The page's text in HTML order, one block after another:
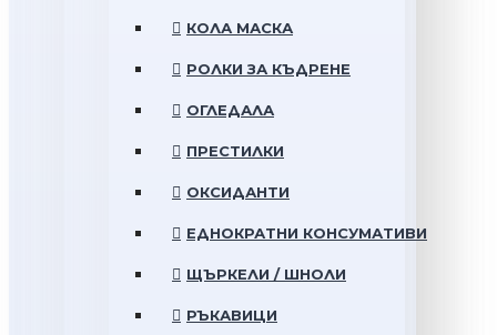
КОЛА МАСКА
РОЛКИ ЗА КЪДРЕНЕ
ОГЛЕДАЛА
ПРЕСТИЛКИ
ОКСИДАНТИ
ЕДНОКРАТНИ КОНСУМАТИВИ
ЩЪРКЕЛИ / ШНОЛИ
РЪКАВИЦИ